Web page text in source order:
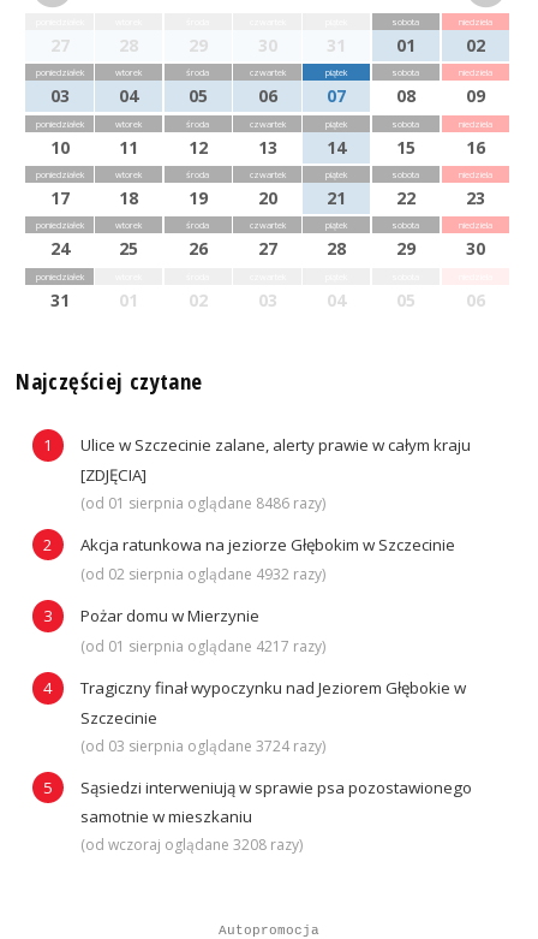
27 28 29 30 31
sobota
01
niedziela
02
poniedziałek
03
wtorek
04
środa
05
czwartek
06
piątek
07
sobota
08
niedziela
09
poniedziałek
10
wtorek
11
środa
12
czwartek
13
piątek
14
sobota
15
niedziela
16
poniedziałek
17
wtorek
18
środa
19
czwartek
20
piątek
21
sobota
22
niedziela
23
poniedziałek
24
wtorek
25
środa
26
czwartek
27
piątek
28
sobota
29
niedziela
30
poniedziałek
31 01 02 03 04 05 06
Najczęściej czytane
Ulice w Szczecinie zalane, alerty prawie w całym kraju
[ZDJĘCIA]
(od 01 sierpnia oglądane 8486 razy)
Akcja ratunkowa na jeziorze Głębokim w Szczecinie
(od 02 sierpnia oglądane 4932 razy)
Pożar domu w Mierzynie
(od 01 sierpnia oglądane 4217 razy)
Tragiczny finał wypoczynku nad Jeziorem Głębokie w
Szczecinie
(od 03 sierpnia oglądane 3724 razy)
Sąsiedzi interweniują w sprawie psa pozostawionego
samotnie w mieszkaniu
(od wczoraj oglądane 3208 razy)
Autopromocja